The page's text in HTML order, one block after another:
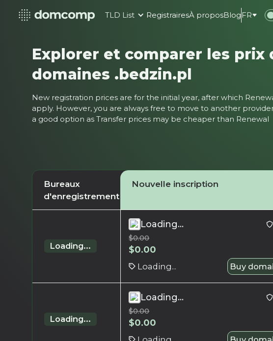
TLD List RegistrairesÀ proposBlog FR
Explorer et comparer les prix
domaines .bedzin.pl
New registration prices are for the initial year, after which
apply. However, you are always free to move to another
a good option as Transfer prices may be cheaper than Renewal
Bureaux
d'enregistrement
Nouvelle inscription
Loading...
Loading...
$0.00
$0.00
Loading... Buy
Loading...
Loading...
$0.00
$0.00